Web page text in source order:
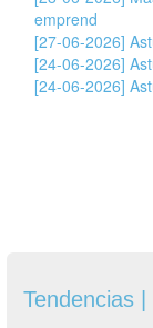
emprend
[27-06-2026]
[24-06-2026]
[24-06-2026]
Tendencias